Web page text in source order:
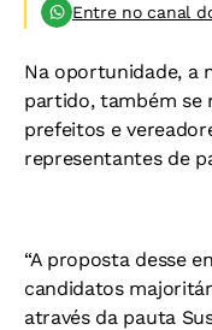
Entre no canal
Na oportunidade, a
partido, também se
prefeitos e
representantes de
“A proposta desse
candidatos
através da pauta